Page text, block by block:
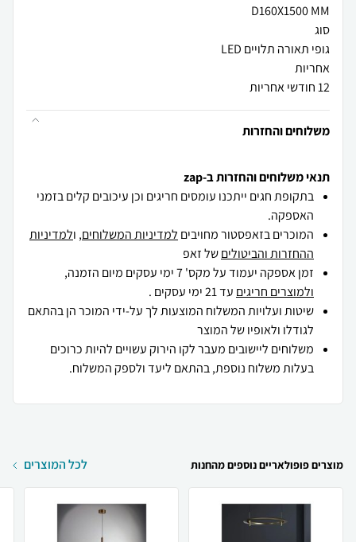
12 חודשי אחריות
משלוחים והחזרות
תנאי משלוחים והחזרות ב-zap
בתקופת חגים ייתכנו עומסים חריגים וכן עיכובים קלים בזמני
האספקה.
המוכרים בזאפסטור מחויבים למדיניות המשלוחים, ולמדיניות
ההחזרות והביטוליםשל זאפ
זמן אספקה יעמוד על מקס' 7 ימי עסקים מיום הזמנה,
ולמוצרים חריגים עד 21 ימי עסקים .
שיטות ועלויות המשלוח המוצעות לך על-ידי המוכר הן בהתאם
לגודלו ולאופיו של המוצר
משלוחים ליישובים מעבר לקו הירוק עשויים להיות כרוכים
בעלות משלוח נוספת, בהתאם ליעד ולספק המשלוח.
מוצרים פופולאריים נוספים מהחנות לכל המוצרים